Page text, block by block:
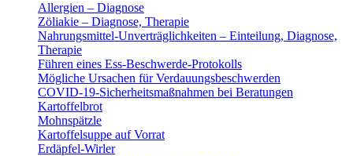
Allergien – Diagnose
Zöliakie – Diagnose, Therapie
Nahrungsmittel-Unverträglichkeiten – Einteilung, Diagnose,
Therapie
Führen eines Ess-Beschwerde-Protokolls
Mögliche Ursachen für Verdauungsbeschwerden
COVID-19-Sicherheitsmaßnahmen bei Beratungen
Kartoffelbrot
Mohnspätzle
Kartoffelsuppe auf Vorrat
Erdäpfel-Wirler